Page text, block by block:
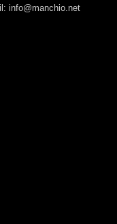
info@manchio.net